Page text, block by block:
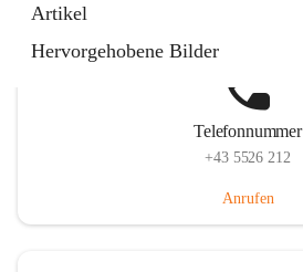
Artikel
Hervorgehobene Bilder
Telefonnummer
+43 5526 212
Anrufen